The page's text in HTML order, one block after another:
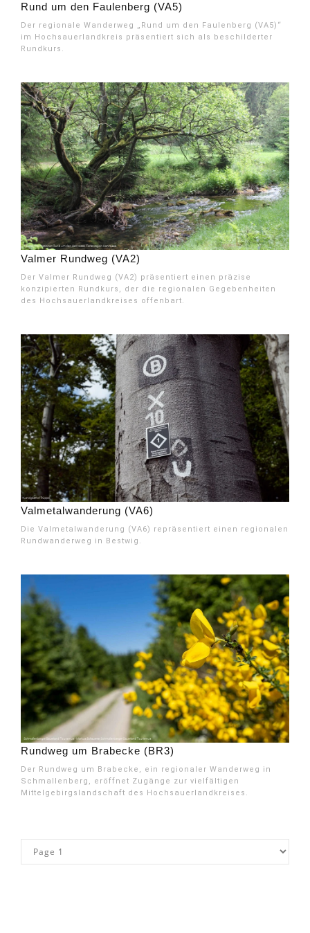
Rund um den Faulenberg (VA5)
Der regionale Wanderweg „Rund um den Faulenberg (VA5)“
im Hochsauerlandkreis präsentiert sich als beschilderter
Rundkurs.
Valmer Rundweg (VA2)
Der Valmer Rundweg (VA2) präsentiert einen präzise
konzipierten Rundkurs, der die regionalen Gegebenheiten
des Hochsauerlandkreises offenbart.
Valmetalwanderung (VA6)
Die Valmetalwanderung (VA6) repräsentiert einen regionalen
Rundwanderweg in Bestwig.
Rundweg um Brabecke (BR3)
Der Rundweg um Brabecke, ein regionaler Wanderweg in
Schmallenberg, eröffnet Zugänge zur vielfältigen
Mittelgebirgslandschaft des Hochsauerlandkreises.